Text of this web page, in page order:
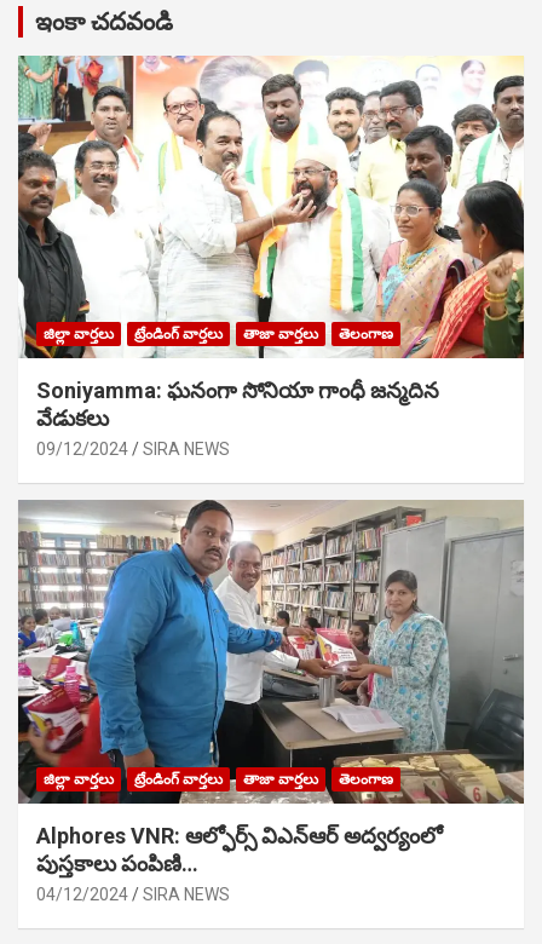
ఇంకా చదవండి
జిల్లా వార్తలు ట్రేండింగ్ వార్తలు తాజా వార్తలు తెలంగాణ
Soniyamma: ఘ‌నంగా సోనియా గాంధీ జ‌న్మ‌దిన
వేడుక‌లు
09/12/2024 SIRA NEWS
జిల్లా వార్తలు ట్రేండింగ్ వార్తలు తాజా వార్తలు తెలంగాణ
Alphores VNR: ఆల్ఫోర్స్ విఎన్ఆర్ అద్వర్యంలో
పుస్తకాలు పంపిణి…
04/12/2024 SIRA NEWS